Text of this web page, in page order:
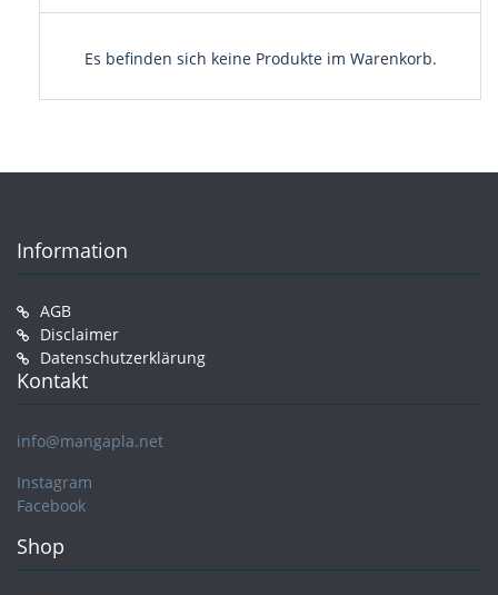
Es befinden sich keine Produkte im Warenkorb.
Information
AGB
Disclaimer
Datenschutzerklärung
Kontakt
info@mangapla.net
Instagram
Facebook
Shop